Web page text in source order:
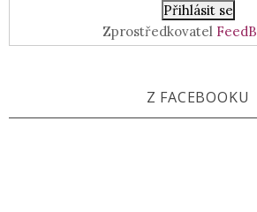
Zprostředkovatel
Z FACEBOOKU